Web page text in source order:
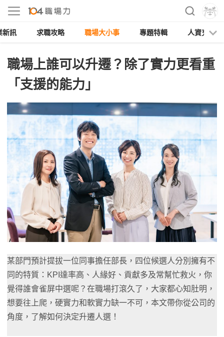
新訊 求職攻略 職場大小事 專題特輯 人資充電
職場上誰可以升遷？除了實力更看重
「支援的能力」
某部門預計提拔一位同事擔任部長，四位候選人分別擁有不
同的特質：KPI達率高、人緣好、貢獻多及常幫忙救火，你
覺得誰會雀屏中選呢？在職場打滾久了，大家都心知肚明，
想要往上爬，硬實力和軟實力缺一不可，本文帶你從公司的
角度，了解如何決定升遷人選！